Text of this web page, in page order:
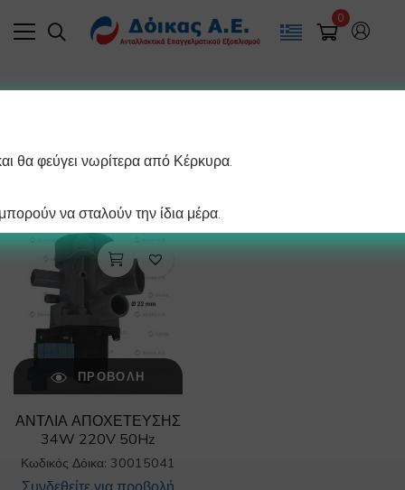
0
ΠΡΟΒΟΛΉ
ΑΝΤΛΙΑ ΑΠΟΧΕΤΕΥΣΗΣ
34W 220V 50Hz
Κωδικός Δόικα: 30015041
θα φεύγει νωρίτερα από Κέρκυρα.
να σταλούν την ίδια μέρα.